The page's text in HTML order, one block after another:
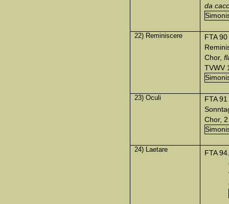
da
22) Reminiscere
FTA 90
Chor,
TVWV
23) Oculi
FTA 91
Chor,
24) Laetare
FTA 94.